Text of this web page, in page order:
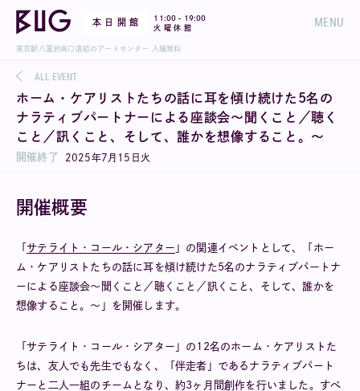
本 日 開 館 11:00 - 19:00
火 曜 休 館
MENU
東京駅八重洲南口直結のアートセンター 入場無料
ALL EVENT
ホーム・ケアリストたちの話に耳を傾け続けた5名の
ナラティブパートナーによる座談会〜聞くこと／聴く
こと／訊くこと、そして、誰かを想像すること。〜
開催終了 2025年7 月 15 日 火
開催概要
「サテライト・コール・シアター 」の関連イベントとして、「ホー
ム・ケアリストたちの話に耳を傾け続けた5名のナラティブパートナ
ーによる座談会〜聞くこと／聴くこと／訊くこと、そして、誰かを
想像すること。〜」を開催します。
「サテライト・コール・シアター」の12名のホーム・ケアリストた
ちは、友人でも先生でもなく、「伴走者」であるナラティブパート
ナーと二人一組のチームとなり、約3ヶ月間創作を行いました。すべ